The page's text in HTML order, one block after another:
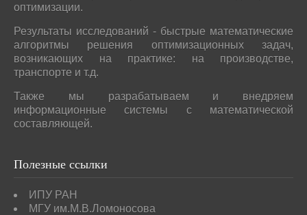
оптимизации.
Результаты исследований - быстрые математические
алгоритмы решения оптимизационных задач,
возникающих на практике: на производстве,
транспорте и т.д.
Также мы разрабатываем и внедряем
информационные системы с математической
составляющей.
Полезные ссылки
ИПУ РАН
МГУ им.М.В.Ломоносова